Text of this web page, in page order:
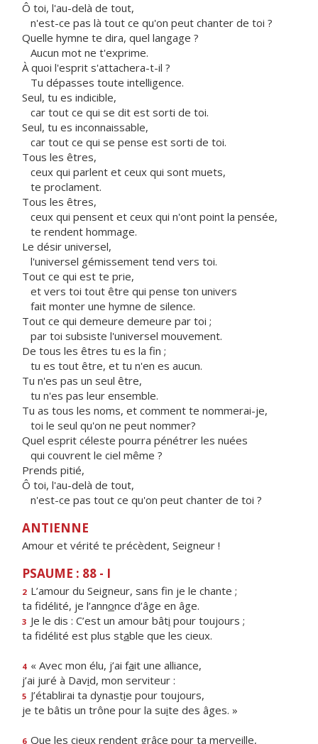
Ô toi, l'au-delà de tout,
n'est-ce pas là tout ce qu'on peut chanter de toi ?
Quelle hymne te dira, quel langage ?
Aucun mot ne t'exprime.
À quoi l'esprit s'attachera-t-il ?
Tu dépasses toute intelligence.
Seul, tu es indicible,
car tout ce qui se dit est sorti de toi.
Seul, tu es inconnaissable,
car tout ce qui se pense est sorti de toi.
Tous les êtres,
ceux qui parlent et ceux qui sont muets,
te proclament.
Tous les êtres,
ceux qui pensent et ceux qui n'ont point la pensée,
te rendent hommage.
Le désir universel,
l'universel gémissement tend vers toi.
Tout ce qui est te prie,
et vers toi tout être qui pense ton univers
fait monter une hymne de silence.
Tout ce qui demeure demeure par toi ;
par toi subsiste l'universel mouvement.
De tous les êtres tu es la fin ;
tu es tout être, et tu n'en es aucun.
Tu n'es pas un seul être,
tu n'es pas leur ensemble.
Tu as tous les noms, et comment te nommerai-je,
toi le seul qu'on ne peut nommer?
Quel esprit céleste pourra pénétrer les nuées
qui couvrent le ciel même ?
Prends pitié,
Ô toi, l'au-delà de tout,
n'est-ce pas tout ce qu'on peut chanter de toi ?
ANTIENNE
Amour et vérité te précèdent, Seigneur !
PSAUME : 88 - I
2 L’amour du Seigneur, sans fn je le chante ;
ta fidélité, je l’annonce d’âge en âge.
3 Je le dis : C’est un amour bâti pour toujours ;
ta fidélité est plus stable que les cieux.
4 « Avec mon élu, j’ai fait une alliance,
j’ai juré à David, mon serviteur :
5 J’établirai ta dynastie pour toujours,
je te bâtis un trône pour la suite des âges. »
6 Que les cieux rendent grâce pour ta merveille,